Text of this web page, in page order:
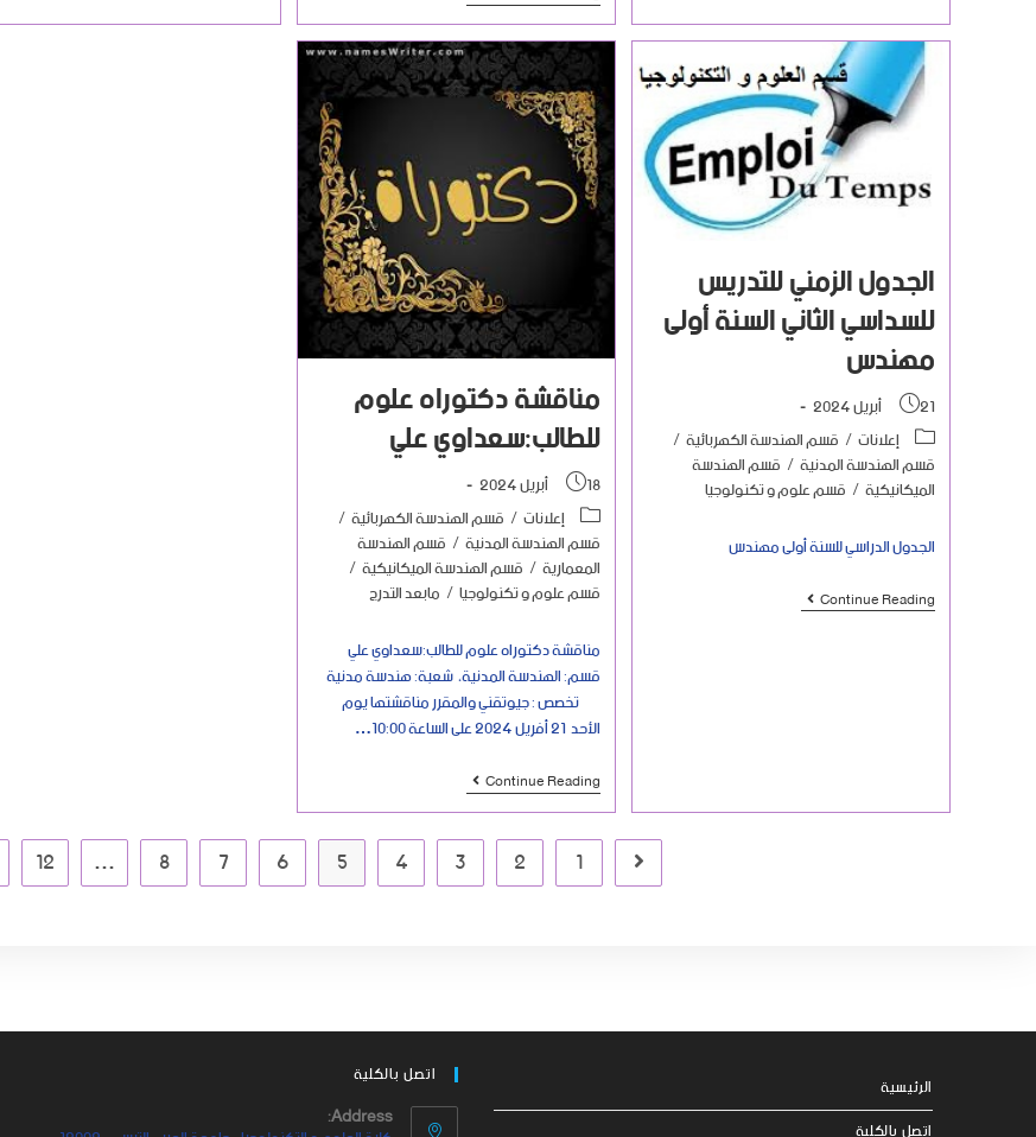
الجدول الزمني للتدريس
للسداسي الثاني السنة أولى
مهندس
21 أبريل 2024
إعلانات/ قسم الهندسة الكهربائية/
قسم الهندسة المدنية/ قسم الهندسة
الميكانيكية/ قسم علوم و تكنولوجيا
الجدول الدراسي للسنة أولى مهندس
Continue Reading
مناقشة دكتوراه علوم
للطالب:سعداوي علي
18 أبريل 2024
إعلانات/ قسم الهندسة الكهربائية/
قسم الهندسة المدنية/ قسم الهندسة
المعمارية/ قسم الهندسة الميكانيكية/
قسم علوم و تكنولوجيا/ مابعد التدرج
مناقشة دكتوراه علوم للطالب:سعداوي علي
قسم: الهندسة المدنية، شعبة: هندسة مدنية
تخصص : جيوتقني والمقرر مناقشتها يوم
الأحد 21 أفريل 2024 على الساعة 10:00…
Continue Reading
1
2
3
4
5
6
7
8
…
12
الرئيسية
اتصل بالكلية
Address: